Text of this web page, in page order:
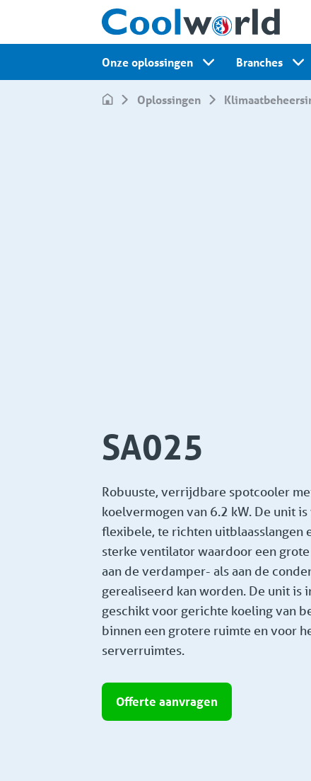
Onze oplossingen Branches
Oplossingen
SA025
Robuuste, verrijdbare spotcooler
koelvermogen van 6.2 kW. De unit
flexibele, te richten uitblaasslangen
sterke ventilator waardoor een
aan de verdamper- als aan de
gerealiseerd kan worden. De unit is
geschikt voor gerichte koeling van
binnen een grotere ruimte en voor
serverruimtes.
Offerte aanvragen